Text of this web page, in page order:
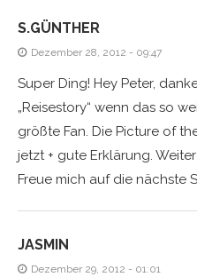
S.GÜNTHER
Dezember 28, 2012 - 09:47
Super Ding! Hey Peter,
„Reisestory“ wenn das so
größte Fan. Die Picture of
jetzt + gute Erklärung.
Freue mich auf die nächste
JASMIN
Dezember 29, 2012 - 01:01